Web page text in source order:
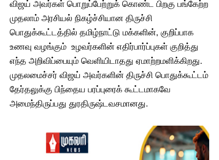
விஜய் அவர்கள் பொறுப்பேற்றுக் கொண்ட பிறகு பங்கேற்ற
முதலாம் அரசியல் நிகழ்ச்சியான திருச்சி
பொதுக்கூட்டத்தில் தமிழ்நாட்டு மக்களின், குறிப்பாக
உணவு வழங்கும் உழவர்களின் எதிர்பார்ப்புகள் குறித்து
எந்த அறிவிப்பையும் வெளியிடாதது ஏமாற்றமளிக்கிறது.
முதலமைச்சர் விஜய் அவர்களின் திருச்சி பொதுக்கூட்டம்
தேர்தலுக்கு பிந்தைய பரப்புரைக் கூட்டமாகவே
அமைந்திருப்பது துரதிருஷ்டவசமானது.